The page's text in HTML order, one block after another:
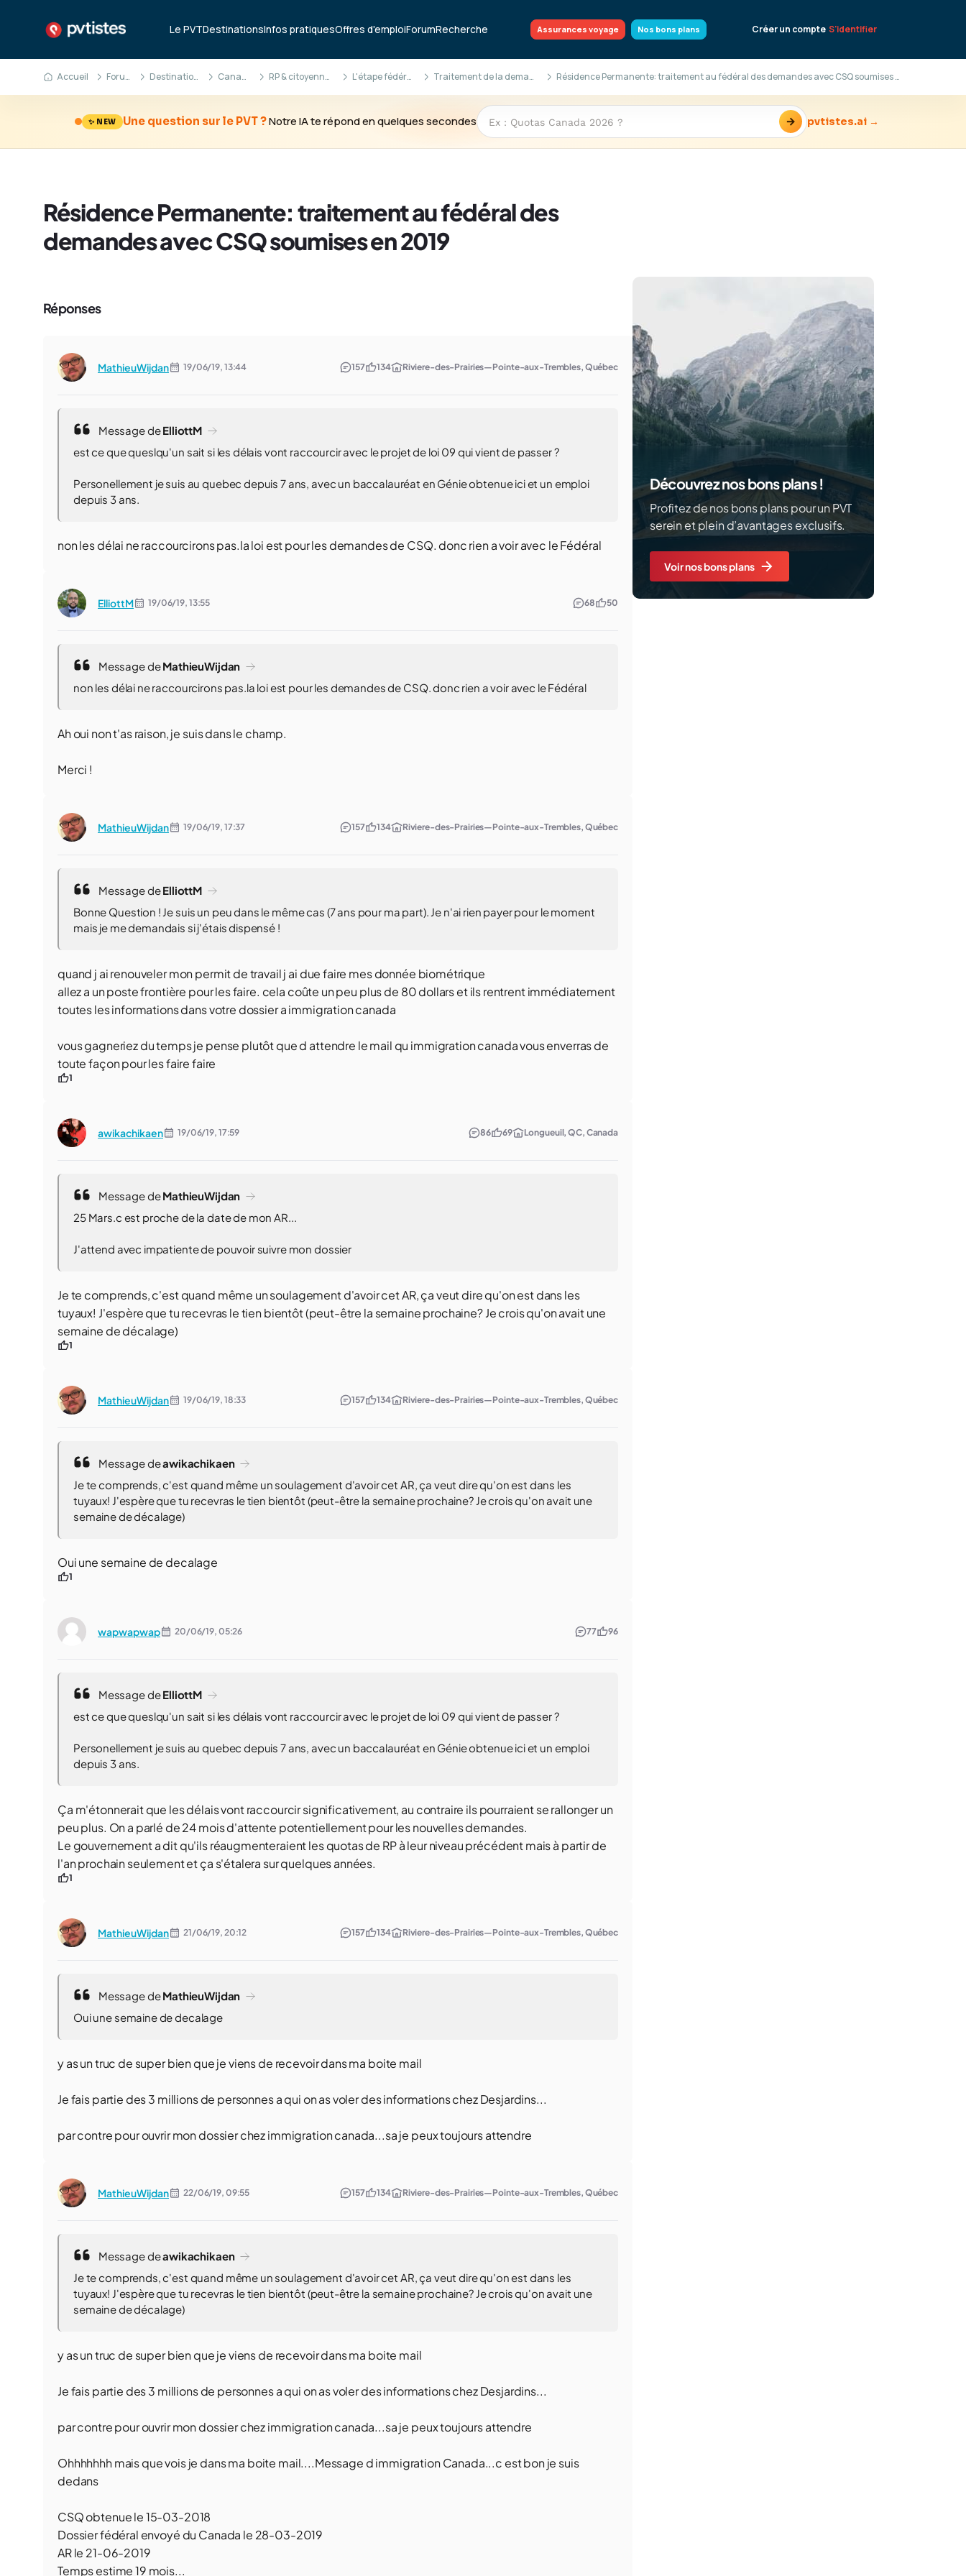
Le PVTDestinationsInfos pratiquesOffres d'emploiForumRecherche Assurances voyage Nos bons plans Créer un compte S'identifier
Accueil Forum Destinations Canada RP & citoyenneté L'étape fédérale Traitement de la demande Résidence Permanente: traitement au fédéral des demandes avec CSQ soumises en 2019
✨ NEW Une question sur le PVT ?Notre IA te répond en quelques secondes → pvtistes.ai →
Résidence Permanente: traitement au fédéral des
demandes avec CSQ soumises en 2019
Réponses
MathieuWijdan 19/06/19, 13:44 157 134 Riviere-des-Prairies—Pointe-aux-Trembles, Québec
Message deElliottM
est ce que queslqu'un sait si les délais vont raccourcir avec le projet de loi 09 qui vient de passer ?
Personellement je suis au quebec depuis 7 ans, avec un baccalauréat en Génie obtenue ici et un emploi
depuis 3 ans.
non les délai ne raccourcirons pas.la loi est pour les demandes de CSQ. donc rien a voir avec le Fédéral
ElliottM 19/06/19, 13:55 68 50
Message deMathieuWijdan
non les délai ne raccourcirons pas.la loi est pour les demandes de CSQ. donc rien a voir avec le Fédéral
Ah oui non t'as raison, je suis dans le champ.
Merci !
MathieuWijdan 19/06/19, 17:37 157 134 Riviere-des-Prairies—Pointe-aux-Trembles, Québec
Message deElliottM
Bonne Question ! Je suis un peu dans le même cas (7 ans pour ma part). Je n'ai rien payer pour le moment
mais je me demandais si j'étais dispensé !
quand j ai renouveler mon permit de travail j ai due faire mes donnée biométrique
allez a un poste frontière pour les faire. cela coûte un peu plus de 80 dollars et ils rentrent immédiatement
toutes les informations dans votre dossier a immigration canada
vous gagneriez du temps je pense plutôt que d attendre le mail qu immigration canada vous enverras de
toute façon pour les faire faire
1
awikachikaen 19/06/19, 17:59 86 69 Longueuil, QC, Canada
Message deMathieuWijdan
25 Mars.c est proche de la date de mon AR...
J'attend avec impatiente de pouvoir suivre mon dossier
Je te comprends, c'est quand même un soulagement d'avoir cet AR, ça veut dire qu'on est dans les
tuyaux! J'espère que tu recevras le tien bientôt (peut-être la semaine prochaine? Je crois qu'on avait une
semaine de décalage)
1
MathieuWijdan 19/06/19, 18:33 157 134 Riviere-des-Prairies—Pointe-aux-Trembles, Québec
Message deawikachikaen
Je te comprends, c'est quand même un soulagement d'avoir cet AR, ça veut dire qu'on est dans les
tuyaux! J'espère que tu recevras le tien bientôt (peut-être la semaine prochaine? Je crois qu'on avait une
semaine de décalage)
Oui une semaine de decalage
1
wapwapwap 20/06/19, 05:26 77 96
Message deElliottM
est ce que queslqu'un sait si les délais vont raccourcir avec le projet de loi 09 qui vient de passer ?
Personellement je suis au quebec depuis 7 ans, avec un baccalauréat en Génie obtenue ici et un emploi
depuis 3 ans.
Ça m'étonnerait que les délais vont raccourcir significativement, au contraire ils pourraient se rallonger un
peu plus. On a parlé de 24 mois d'attente potentiellement pour les nouvelles demandes.
Le gouvernement a dit qu'ils réaugmenteraient les quotas de RP à leur niveau précédent mais à partir de
l'an prochain seulement et ça s'étalera sur quelques années.
1
MathieuWijdan 21/06/19, 20:12 157 134 Riviere-des-Prairies—Pointe-aux-Trembles, Québec
Message deMathieuWijdan
Oui une semaine de decalage
y as un truc de super bien que je viens de recevoir dans ma boite mail
Je fais partie des 3 millions de personnes a qui on as voler des informations chez Desjardins...
par contre pour ouvrir mon dossier chez immigration canada...sa je peux toujours attendre
MathieuWijdan 22/06/19, 09:55 157 134 Riviere-des-Prairies—Pointe-aux-Trembles, Québec
Message deawikachikaen
Je te comprends, c'est quand même un soulagement d'avoir cet AR, ça veut dire qu'on est dans les
tuyaux! J'espère que tu recevras le tien bientôt (peut-être la semaine prochaine? Je crois qu'on avait une
semaine de décalage)
y as un truc de super bien que je viens de recevoir dans ma boite mail
Je fais partie des 3 millions de personnes a qui on as voler des informations chez Desjardins...
par contre pour ouvrir mon dossier chez immigration canada...sa je peux toujours attendre
Ohhhhhhh mais que vois je dans ma boite mail....Message d immigration Canada...c est bon je suis
dedans
CSQ obtenue le 15-03-2018
Dossier fédéral envoyé du Canada le 28-03-2019
AR le 21-06-2019
Temps estime 19 mois...
Découvrez nos bons plans !
Profitez de nos bons plans pour un PVT
serein et plein d’avantages exclusifs.
Voir nos bons plans